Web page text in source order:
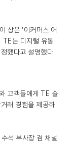
상은 ‘이커머스 어
는 디지털 유통
했다고 설명했다.
고객들에게 TE 솔
래 경험을 제공하
석 부사장 겸 채널